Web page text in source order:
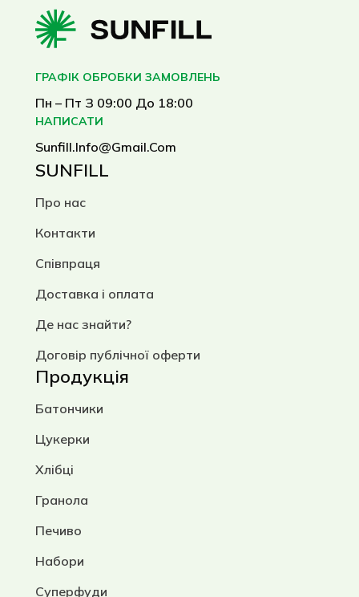
ГРАФІК ОБРОБКИ ЗАМОВЛЕНЬ
Пн – Пт З 09:00 До 18:00
НАПИСАТИ
Sunfill.info@gmail.com
SUNFILL
Про нас
Контакти
Співпраця
Доставка і оплата
Де нас знайти?
Договір публічної оферти
Продукція
Батончики
Цукерки
Хлібці
Гранола
Печиво
Набори
Суперфуди